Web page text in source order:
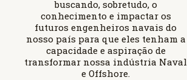
buscando, sobretudo, o
conhecimento e impactar os
futuros engenheiros navais do
nosso país para que eles tenham a
capacidade e aspiração de
transformar nossa indústria Naval
e Offshore.